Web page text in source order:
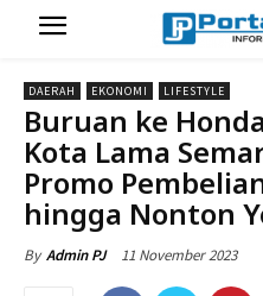
DAERAH EKONOMI LIFESTYLE
Buruan ke Honda
Kota Lama
Promo
hingga Nonton
By Admin PJ 11 November 2023